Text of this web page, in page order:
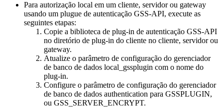
Para autorização local em um cliente, servidor ou gateway
usando um plugue de autenticação GSS-API, execute as
seguintes etapas:
Copie a biblioteca de plug-in de autenticação GSS-API
no diretório de plug-in do cliente no cliente, servidor ou
gateway.
Atualize o parâmetro de configuração do gerenciador
de banco de dados local_gssplugin com o nome do
plug-in.
Configure o parâmetro de configuração do gerenciador
de banco de dados authentication para GSSPLUGIN,
ou GSS_SERVER_ENCRYPT.